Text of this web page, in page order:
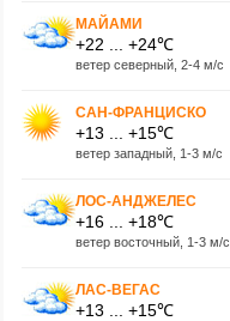
МАЙАМИ
+22 ... +24℃
ветер северный, 2-4 м/с
САН-ФРАНЦИСКО
+13 ... +15℃
ветер западный, 1-3 м/с
ЛОС-АНДЖЕЛЕС
+16 ... +18℃
ветер восточный, 1-3 м/с
ЛАС-ВЕГАС
+13 ... +15℃